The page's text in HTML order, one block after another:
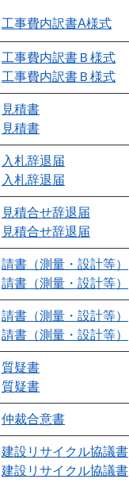
工事費内訳書A様式
工事費内訳書Ｂ様式
工事費内訳書Ｂ様式
見積書
見積書
入札辞退届
入札辞退届
見積合せ辞退届
見積合せ辞退届
請書（測量・設計等）
請書（測量・設計等）
請書（測量・設計等）
請書（測量・設計等）
質疑書
質疑書​
仲裁合意書
建設リサイクル協議書
建設リサイクル協議書